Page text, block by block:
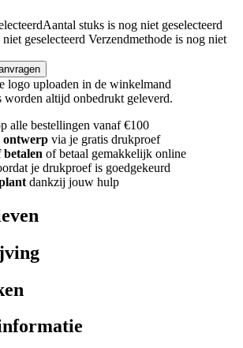
Aantal stuks is nog niet geselecteerd
geselecteerd Verzendmethode is nog niet
logo uploaden in de winkelmand
worden altijd onbedrukt geleverd.
alle bestellingen vanaf €100
ontwerp via je gratis drukproef
of betaal gemakkelijk online
je drukproef is goedgekeurd
dankzij jouw hulp